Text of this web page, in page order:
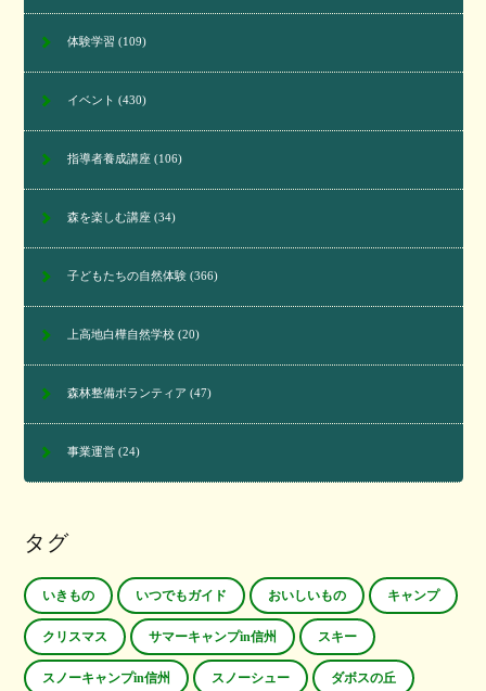
体験学習 (109)
イベント (430)
指導者養成講座(106)
森を楽しむ講座(34)
子どもたちの自然体験(366)
上高地白樺自然学校(20)
森林整備ボランティア (47)
事業運営(24)
タグ
いきもの いつでもガイド おいしいもの キャンプ
クリスマス サマーキャンプin信州 スキー
スノーキャンプin信州 スノーシュー ダボスの丘